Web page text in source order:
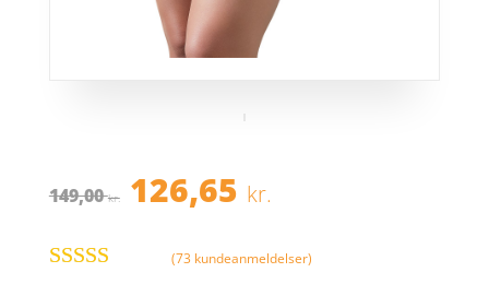
149,00kr. Den
oprindelige
var:
126,65 kr.
er:
(73kundeanmeldelser)